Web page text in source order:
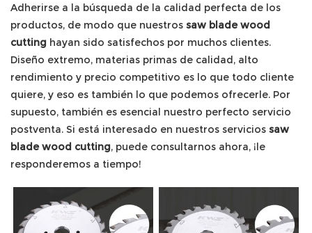
Adherirse a la búsqueda de la calidad perfecta de los
productos, de modo que nuestros saw blade wood
cutting hayan sido satisfechos por muchos clientes.
Diseño extremo, materias primas de calidad, alto
rendimiento y precio competitivo es lo que todo cliente
quiere, y eso es también lo que podemos ofrecerle. Por
supuesto, también es esencial nuestro perfecto servicio
postventa. Si está interesado en nuestros servicios saw
blade wood cutting, puede consultarnos ahora, ¡le
responderemos a tiempo!